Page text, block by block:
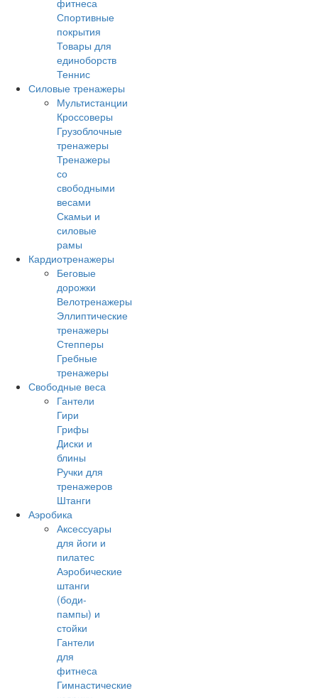
фитнеса
Спортивные
покрытия
Товары для
единоборств
Теннис
Силовые тренажеры
Мультистанции
Кроссоверы
Грузоблочные
тренажеры
Тренажеры
со
свободными
весами
Скамьи и
силовые
рамы
Кардиотренажеры
Беговые
дорожки
Велотренажеры
Эллиптические
тренажеры
Степперы
Гребные
тренажеры
Свободные веса
Гантели
Гири
Грифы
Диски и
блины
Ручки для
тренажеров
Штанги
Аэробика
Аксессуары
для йоги и
пилатес
Аэробические
штанги
(боди-
пампы) и
стойки
Гантели
для
фитнеса
Гимнастические